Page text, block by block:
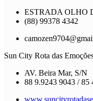
ESTRADA OLHO
(88) 99378 4342
Sun City Rota das
AV. Beira Mar, S/N
88 9.9243 9043 / 85